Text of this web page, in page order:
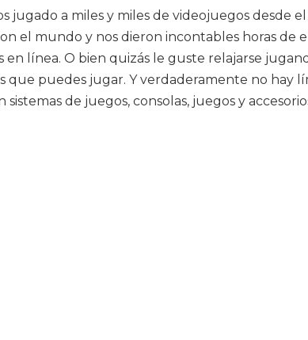
a miles y miles de videojuegos desde
el mundo y nos dieron incontables horas
línea. O bien quizás le guste relajarse
que puedes jugar. Y verdaderamente no
de juegos, consolas, juegos y